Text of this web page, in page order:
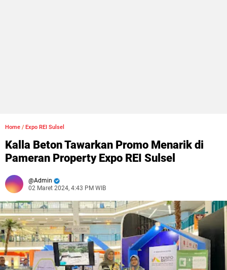
Home / Expo REI Sulsel
Kalla Beton Tawarkan Promo Menarik di
Pameran Property Expo REI Sulsel
Admin
02 Maret 2024, 4:43 PM WIB